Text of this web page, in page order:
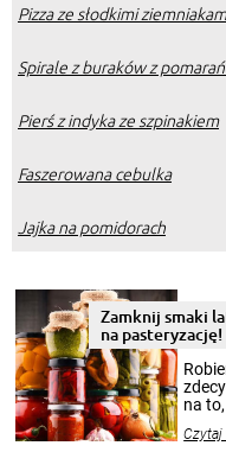
Pizza ze słodkimi
Spirale z buraków z
Pierś z indyka ze szpinakiem
Faszerowana cebulka
Jajka na pomidorach
Zamknij smaki
na pasteryzację!
na
Czytaj